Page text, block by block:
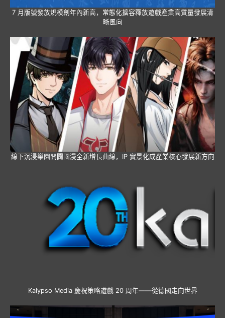
7 月版號發放規模創年內新高，常態化擴容釋放遊戲產業高質量發展清
晰風向
線下沉浸樂園開闢國漫全新增長曲線，IP 實景化成產業核心發展新方向
Kalypso Media 慶祝策略遊戲 20 周年——從德國走向世界